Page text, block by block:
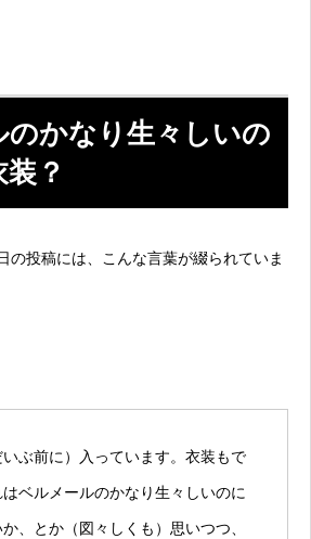
のかなり生々しいの
？
の投稿には、こんな言葉が綴られていま
いぶ前に）入っています。衣装もで
ベルメールのかなり生々しいのに
、とか（図々しくも）思いつつ、